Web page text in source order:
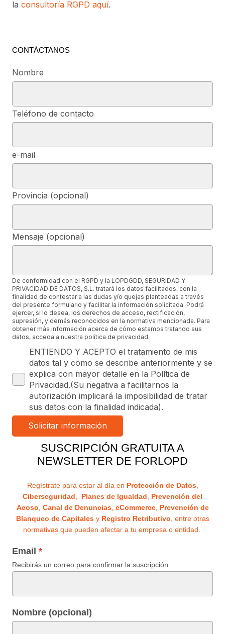
la consultoría RGPD aquí.
CONTÁCTANOS
Nombre
Teléfono de contacto
e-mail
Provincia (opcional)
Mensaje (opcional)
De conformidad con el RGPD y la LOPDGDD, SEGURIDAD Y
PRIVACIDAD DE DATOS, S.L. tratará los datos facilitados, con la
finalidad de contestar a las dudas y/o quejas planteadas a través
del presente formulario y facilitar la información solicitada. Podrá
ejercer, si lo desea, los derechos de acceso, rectificación,
supresión, y demás reconocidos en la normativa mencionada. Para
obtener más información acerca de cómo estamos tratando sus
datos, acceda a nuestra política de privacidad.
ENTIENDO Y ACEPTO el tratamiento de mis
datos tal y como se describe anteriormente y se
explica con mayor detalle en la Política de
Privacidad.(Su negativa a facilitarnos la
autorización implicará la imposibilidad de tratar
sus datos con la finalidad indicada).
SUSCRIPCIÓN GRATUITA A
NEWSLETTER DE FORLOPD
Regístrate para estar al día en Protección de Datos,
Ciberseguridad
Planes de Igualdad
Prevención del
Acoso Canal de Denuncias, eCommerce, Prevención de
Blanqueo de Capitalesy Registro Retributivo , entre otras
normativas que pueden afectar a tu empresa o entidad.
Email
Recibirás un correo para confirmar la suscripción
Nombre (opcional)